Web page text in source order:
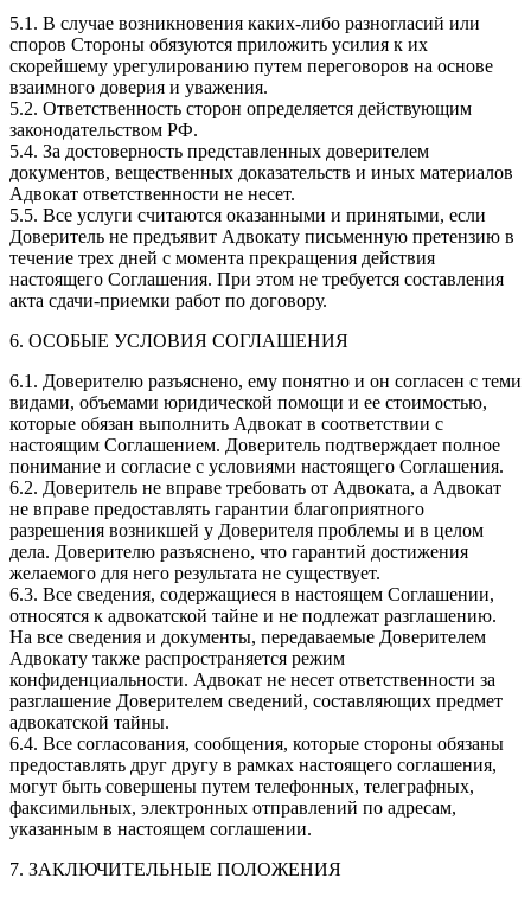
5.1. В случае возникновения каких-либо разногласий или
споров Стороны обязуются приложить усилия к их
скорейшему урегулированию путем переговоров на основе
взаимного доверия и уважения.
5.2. Ответственность сторон определяется действующим
законодательством РФ.
5.4. За достоверность представленных доверителем
документов, вещественных доказательств и иных материалов
Адвокат ответственности не несет.
5.5. Все услуги считаются оказанными и принятыми, если
Доверитель не предъявит Адвокату письменную претензию в
течение трех дней с момента прекращения действия
настоящего Соглашения. При этом не требуется составления
акта сдачи-приемки работ по договору.
6. ОСОБЫЕ УСЛОВИЯ СОГЛАШЕНИЯ
6.1. Доверителю разъяснено, ему понятно и он согласен с теми
видами, объемами юридической помощи и ее стоимостью,
которые обязан выполнить Адвокат в соответствии с
настоящим Соглашением. Доверитель подтверждает полное
понимание и согласие с условиями настоящего Соглашения.
6.2. Доверитель не вправе требовать от Адвоката, а Адвокат
не вправе предоставлять гарантии благоприятного
разрешения возникшей у Доверителя проблемы и в целом
дела. Доверителю разъяснено, что гарантий достижения
желаемого для него результата не существует.
6.3. Все сведения, содержащиеся в настоящем Соглашении,
относятся к адвокатской тайне и не подлежат разглашению.
На все сведения и документы, передаваемые Доверителем
Адвокату также распространяется режим
конфиденциальности. Адвокат не несет ответственности за
разглашение Доверителем сведений, составляющих предмет
адвокатской тайны.
6.4. Все согласования, сообщения, которые стороны обязаны
предоставлять друг другу в рамках настоящего соглашения,
могут быть совершены путем телефонных, телеграфных,
факсимильных, электронных отправлений по адресам,
указанным в настоящем соглашении.
7. ЗАКЛЮЧИТЕЛЬНЫЕ ПОЛОЖЕНИЯ